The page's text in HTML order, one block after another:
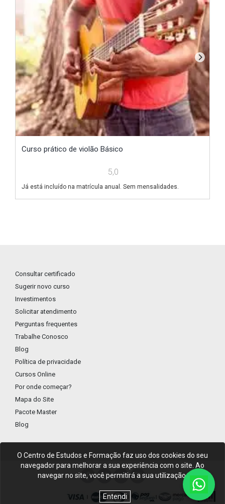
Curso prático de violão Básico
5,0
Já está incluído na matrícula anual. Sem mensalidades.
Consultar certificado
Sugerir novo curso
Investimentos
Solicitar atendimento
Perguntas frequentes
Trabalhe Conosco
Blog
Política de privacidade
Cursos Online
Por onde começar?
Mapa do Site
Pacote Master
Blog
O Centro de Estudos e Formação faz uso dos cookies do seu
navegador para melhorar a sua experiência com o site. Ao
navegar no site, você permitirá a sua utilização.
Entendi